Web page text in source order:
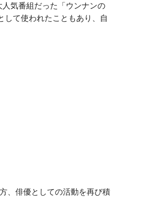
気番組だった「ウンナンの
して使われたこともあり、自
、俳優としての活動を再び積